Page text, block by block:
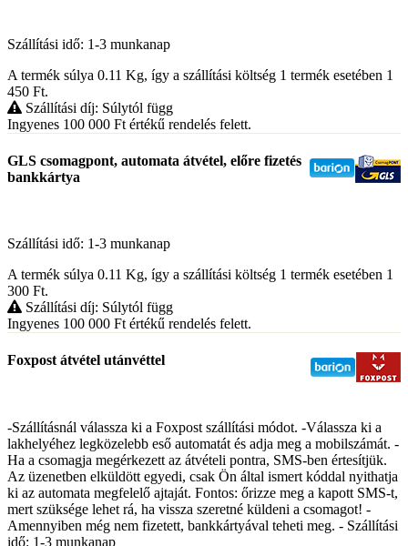
Szállítási idő: 1-3 munkanap
A termék súlya 0.11 Kg, így a szállítási költség 1 termék esetében 1
450 Ft.
Szállítási díj: Súlytól függ
Ingyenes 100 000 Ft értékű rendelés felett.
GLS csomagpont, automata átvétel, előre fizetés
bankkártya
Szállítási idő: 1-3 munkanap
A termék súlya 0.11 Kg, így a szállítási költség 1 termék esetében 1
300 Ft.
Szállítási díj: Súlytól függ
Ingyenes 100 000 Ft értékű rendelés felett.
Foxpost átvétel utánvéttel
-Szállításnál válassza ki a Foxpost szállítási módot. -Válassza ki a
lakhelyéhez legközelebb eső automatát és adja meg a mobilszámát. -
Ha a csomagja megérkezett az átvételi pontra, SMS-ben értesítjük.
Az üzenetben elküldött egyedi, csak Ön által ismert kóddal nyithatja
ki az automata megfelelő ajtaját. Fontos: őrizze meg a kapott SMS-t,
mert szüksége lehet rá, ha vissza szeretné küldeni a csomagot! -
Amennyiben még nem fizetett, bankkártyával teheti meg. - Szállítási
idő: 1-3 munkanap